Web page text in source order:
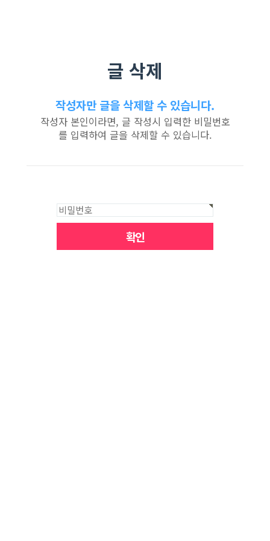
글 삭제
작성자만 글을 삭제할 수 있습니다.
작성자 본인이라면, 글 작성시 입력한 비밀번호
를 입력하여 글을 삭제할 수 있습니다.